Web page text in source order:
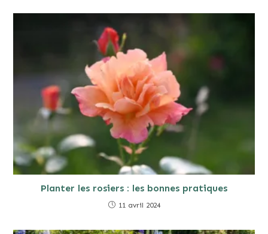
Planter les rosiers : les bonnes pratiques
11 avril 2024